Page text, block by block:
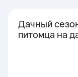
Дачный
питомца на